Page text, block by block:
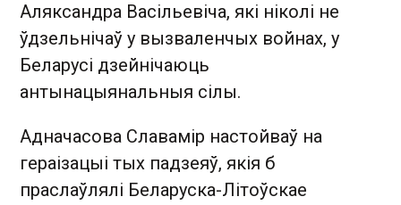
Аляксандра Васільевіча, які ніколі не
ўдзельнічаў у вызваленчых войнах, у
Беларусі дзейнічаюць
антынацыянальныя сілы.
Адначасова Славамір настойваў на
гераізацыі тых падзеяў, якія б
праслаўлялі Беларуска-Літоўскае